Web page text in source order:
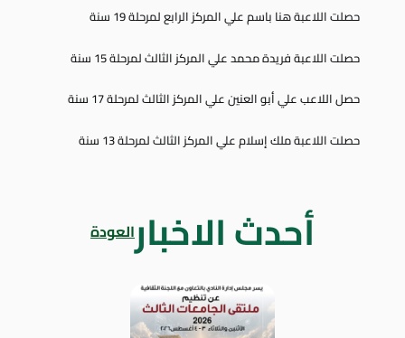
حصلت اللاعبة هنا باسم علي المركز الرابع لمرحلة 19 سنة
حصلت اللاعبة فريدة محمد علي المركز الثالث لمرحلة 15 سنة
حصل اللاعب علي أبو العنين علي المركز الثالث لمرحلة 17 سنة
حصلت اللاعبة ملك إسلام علي المركز الثالث لمرحلة 13 سنة
أحدث الاخبارالعودة